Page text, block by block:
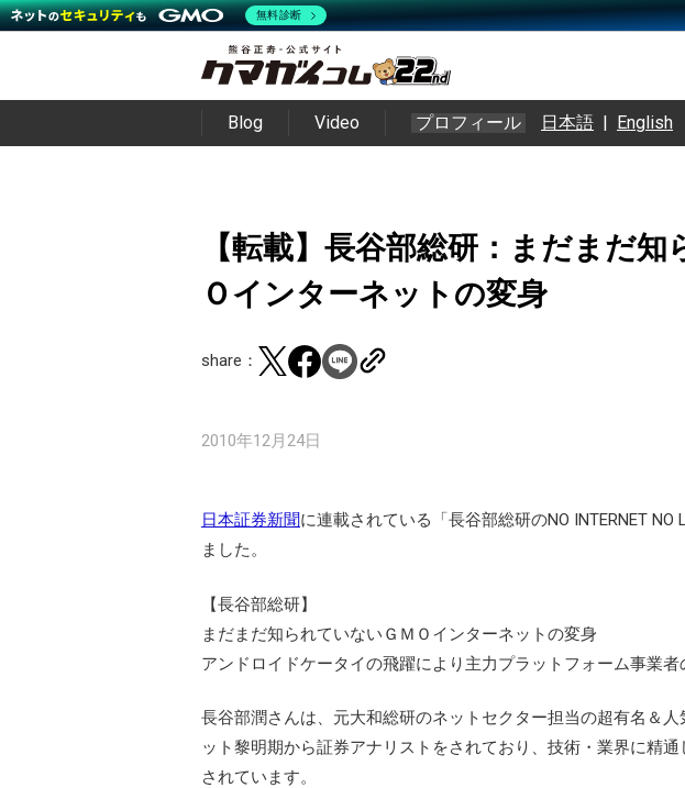
Blog Video プロフィール 日本語 | English
【転載】長谷部総研：まだまだ
Ｏインターネットの変身
share：
2010年12月24日
日本証券新聞に連載されている「長谷部総研のNO INTERNET NO
ました。
【長谷部総研】
まだまだ知られていないＧＭＯインターネットの変身
アンドロイドケータイの飛躍により主力プラットフォーム事業者
長谷部潤さんは、元大和総研のネットセクター担当の超有名＆
ット黎明期から証券アナリストをされており、技術・業界に精
されています。
無料診断